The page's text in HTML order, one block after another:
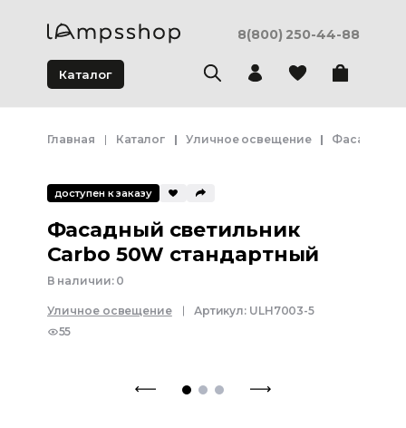
8(800) 250-44-88
Каталог
Главная Каталог Уличное освещение Фасадное
доступен к заказу
Фасадный светильник
Carbo 50W стандартный
В наличии: 0
Уличное освещение Артикул: ULH7003-5
55